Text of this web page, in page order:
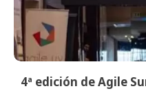
4ª edición de Agile